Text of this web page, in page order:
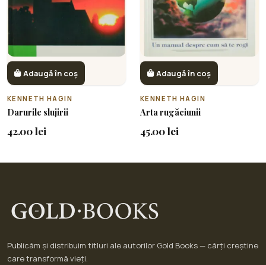
Adaugă în coș
KENNETH HAGIN
Darurile slujirii
42.00 lei
Adaugă în coș
KENNETH HAGIN
Arta rugăciunii
45.00 lei
Publicăm și distribuim titluri ale autorilor Gold Books — cărți creștine
care transformă vieți.